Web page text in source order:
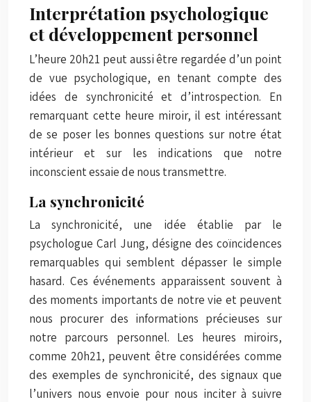
Interprétation psychologique
et développement personnel
L’heure 20h21 peut aussi être regardée d’un point
de vue psychologique, en tenant compte des
idées de synchronicité et d’introspection. En
remarquant cette heure miroir, il est intéressant
de se poser les bonnes questions sur notre état
intérieur et sur les indications que notre
inconscient essaie de nous transmettre.
La synchronicité
La synchronicité, une idée établie par le
psychologue Carl Jung, désigne des coïncidences
remarquables qui semblent dépasser le simple
hasard. Ces événements apparaissent souvent à
des moments importants de notre vie et peuvent
nous procurer des informations précieuses sur
notre parcours personnel. Les heures miroirs,
comme 20h21, peuvent être considérées comme
des exemples de synchronicité, des signaux que
l’univers nous envoie pour nous inciter à suivre